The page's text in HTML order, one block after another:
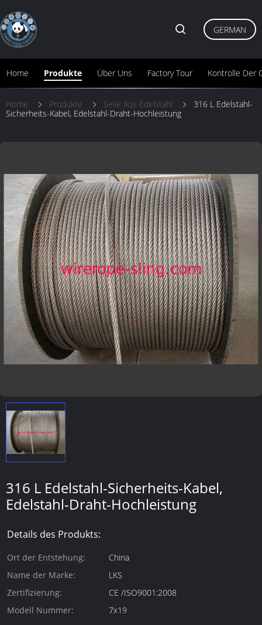
Home Produkte Über Uns Factory Tour Kontrolle Der
GERMAN
Home Produkte Seile Aus Edelstahl
316 L Edelstahl-
Sicherheits-Kabel, Edelstahl-Draht-Hochleistung
316 L Edelstahl-Sicherheits-Kabel,
Edelstahl-Draht-Hochleistung
Details des Produkts:
Ort der Entstehung:
China
Name der Marke:
LKS
Zertifizierung:
CE /ISO9001:2008
Modell Nummer:
7x19